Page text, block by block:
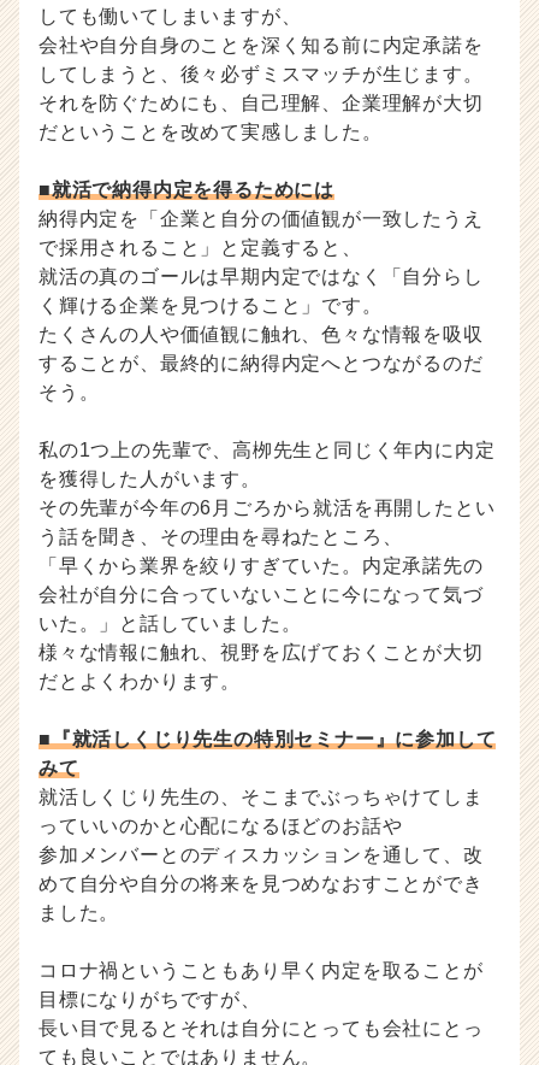
しても働いてしまいますが、
会社や自分自身のことを深く知る前に内定承諾を
してしまうと、後々必ずミスマッチが生じます。
それを防ぐためにも、自己理解、企業理解が大切
だということを改めて実感しました。
■就活で納得内定を得るためには
納得内定を「企業と自分の価値観が一致したうえ
で採用されること」と定義すると、
就活の真のゴールは早期内定ではなく「自分らし
く輝ける企業を見つけること」です。
たくさんの人や価値観に触れ、色々な情報を吸収
することが、最終的に納得内定へとつながるのだ
そう。
私の1つ上の先輩で、高栁先生と同じく年内に内定
を獲得した人がいます。
その先輩が今年の6月ごろから就活を再開したとい
う話を聞き、その理由を尋ねたところ、
「早くから業界を絞りすぎていた。内定承諾先の
会社が自分に合っていないことに今になって気づ
いた。」と話していました。
様々な情報に触れ、視野を広げておくことが大切
だとよくわかります。
■『就活しくじり先生の特別セミナー』に参加して
みて
就活しくじり先生の、そこまでぶっちゃけてしま
っていいのかと心配になるほどのお話や
参加メンバーとのディスカッションを通して、改
めて自分や自分の将来を見つめなおすことができ
ました。
コロナ禍ということもあり早く内定を取ることが
目標になりがちですが、
長い目で見るとそれは自分にとっても会社にとっ
ても良いことではありません。